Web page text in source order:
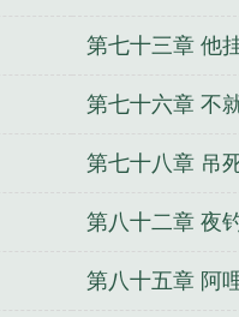
第七十三章 他
第七十六章 不
么
第七十八章 吊
第八十二章 夜
第八十五章 阿